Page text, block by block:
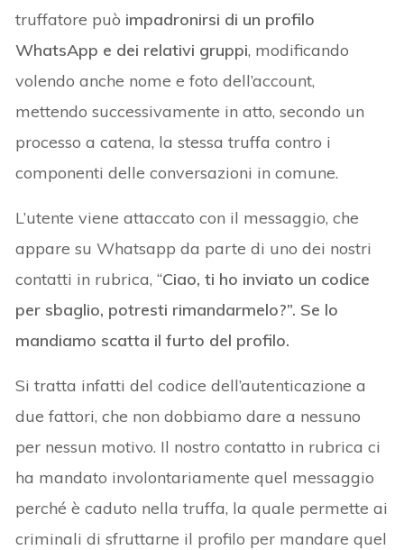
truffatore può impadronirsi di un profilo
WhatsApp e dei relativi gruppi, modificando
volendo anche nome e foto dell’account,
mettendo successivamente in atto, secondo un
processo a catena, la stessa truffa contro i
componenti delle conversazioni in comune.
L’utente viene attaccato con il messaggio, che
appare su Whatsapp da parte di uno dei nostri
contatti in rubrica, “Ciao, ti ho inviato un codice
per sbaglio, potresti rimandarmelo?”. Se lo
mandiamo scatta il furto del profilo.
Si tratta infatti del codice dell’autenticazione a
due fattori, che non dobbiamo dare a nessuno
per nessun motivo. Il nostro contatto in rubrica ci
ha mandato involontariamente quel messaggio
perché è caduto nella truffa, la quale permette ai
criminali di sfruttarne il profilo per mandare quel